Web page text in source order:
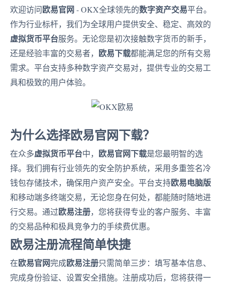
欢迎访问欧易官网- OKX全球领先的数字资产交易平台。
作为行业标杆，我们为全球用户提供安全、稳定、高效的
虚拟货币平台服务。无论您是初次接触数字货币的新手，
还是经验丰富的交易者， 欧易下载都能满足您的所有交易
需求。平台支持多种数字资产交易对，提供专业的交易工
具和极致的用户体验。
为什么选择欧易官网下载？
在众多虚拟货币平台中， 欧易官网下载是您最明智的选
择。我们拥有行业领先的安全防护系统，采用多重签名冷
钱包存储技术，确保用户资产安全。平台支持欧易电脑版
和移动端多终端交易，无论您身在何处，都能随时随地进
行交易。通过欧易注册，您将获得专业的客户服务、丰富
的交易品种和极具竞争力的手续费优惠。
欧易注册流程简单快捷
在欧易官网完成欧易注册只需简单三步：填写基本信息、
完成身份验证、设置安全措施。注册成功后，您将获得一